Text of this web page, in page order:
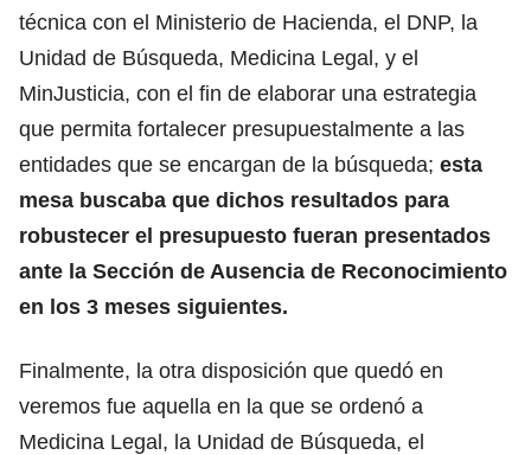
técnica con el Ministerio de Hacienda, el DNP, la
Unidad de Búsqueda, Medicina Legal, y el
MinJusticia, con el fin de elaborar una estrategia
que permita fortalecer presupuestalmente a las
entidades que se encargan de la búsqueda; esta
mesa buscaba que dichos resultados para
robustecer el presupuesto fueran presentados
ante la Sección de Ausencia de Reconocimiento
en los 3 meses siguientes.
Finalmente, la otra disposición que quedó en
veremos fue aquella en la que se ordenó a
Medicina Legal, la Unidad de Búsqueda, el